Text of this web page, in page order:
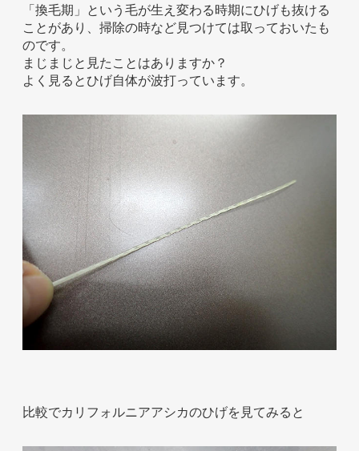
「換毛期」という毛が生え変わる時期にひげも抜ける
ことがあり、掃除の時など見つけては取っておいたも
のです。
まじまじと見たことはありますか？
よく見るとひげ自体が波打っています。
比較でカリフォルニアアシカのひげを見てみると